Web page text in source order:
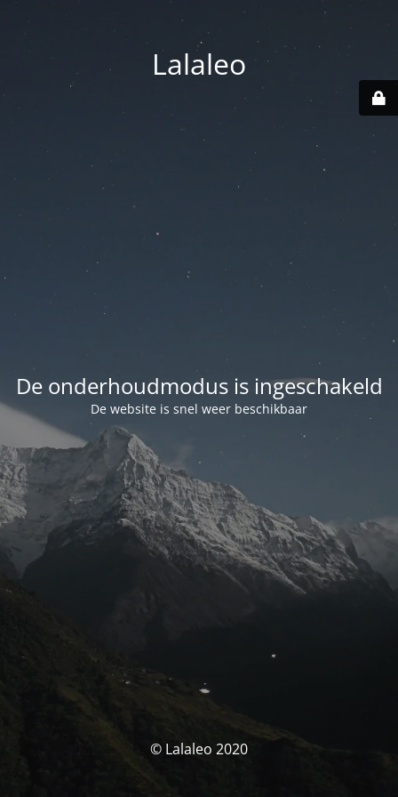
Lalaleo
De onderhoudmodus is ingeschakeld
De website is snel weer beschikbaar
© Lalaleo 2020